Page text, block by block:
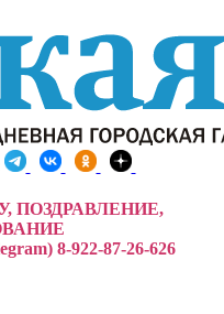
ПОЗДРАВЛЕНИЕ,
8-922-87-26-626